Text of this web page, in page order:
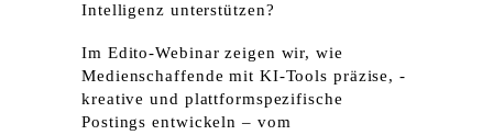
Intelligenz unterstützen? ­
Im Edito-Webinar zeigen wir, wie
Medienschaffende mit KI-Tools präzise, ­
kreative und plattform­spezifische
Postings ent­wickeln – vom